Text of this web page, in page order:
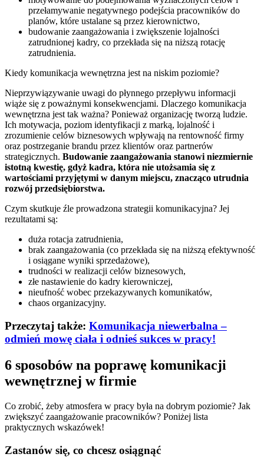
przełamywanie negatywnego podejścia pracowników do
planów, które ustalane są przez kierownictwo,
budowanie zaangażowania i zwiększenie lojalności
zatrudnionej kadry, co przekłada się na niższą rotację
zatrudnienia.
Kiedy komunikacja wewnętrzna jest na niskim poziomie?
Nieprzywiązywanie uwagi do płynnego przepływu informacji
wiąże się z poważnymi konsekwencjami. Dlaczego komunikacja
wewnętrzna jest tak ważna? Ponieważ organizację tworzą ludzie.
Ich motywacja, poziom identyfikacji z marką, lojalność i
zrozumienie celów biznesowych wpływają na rentowność firmy
oraz postrzeganie brandu przez klientów oraz partnerów
strategicznych. Budowanie zaangażowania stanowi niezmiernie
istotną kwestię, gdyż kadra, która nie utożsamia się z
wartościami przyjętymi w danym miejscu, znacząco utrudnia
rozwój przedsiębiorstwa.
Czym skutkuje źle prowadzona strategii komunikacyjna? Jej
rezultatami są:
duża rotacja zatrudnienia,
brak zaangażowania (co przekłada się na niższą efektywność
i osiągane wyniki sprzedażowe),
trudności w realizacji celów biznesowych,
złe nastawienie do kadry kierowniczej,
nieufność wobec przekazywanych komunikatów,
chaos organizacyjny.
Przeczytaj także: Komunikacja niewerbalna –
odmień mowę ciała i odnieś sukces w pracy!
6 sposobów na poprawę komunikacji
wewnętrznej w firmie
Co zrobić, żeby atmosfera w pracy była na dobrym poziomie? Jak
zwiększyć zaangażowanie pracowników? Poniżej lista
praktycznych wskazówek!
Zastanów się, co chcesz osiągnąć